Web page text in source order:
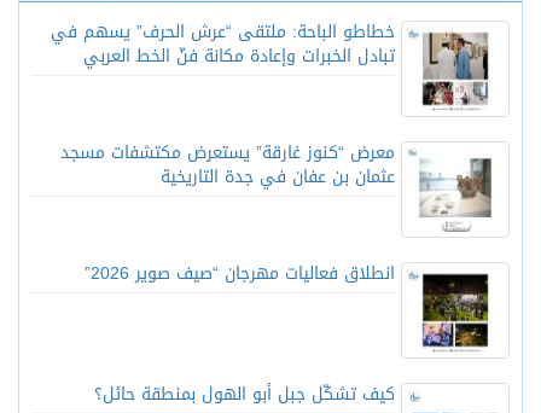
خطاطو الباحة: ملتقى “عرش الحرف” يسهم في
تبادل الخبرات وإعادة مكانة فنّ الخط العربي
معرض “كنوز غارقة” يستعرض مكتشفات مسجد
عثمان بن عفان في جدة التاريخية
انطلاق فعاليات مهرجان “صيف صوير 2026”
كيف تشكّل جبل أبو الهول بمنطقة حائل؟